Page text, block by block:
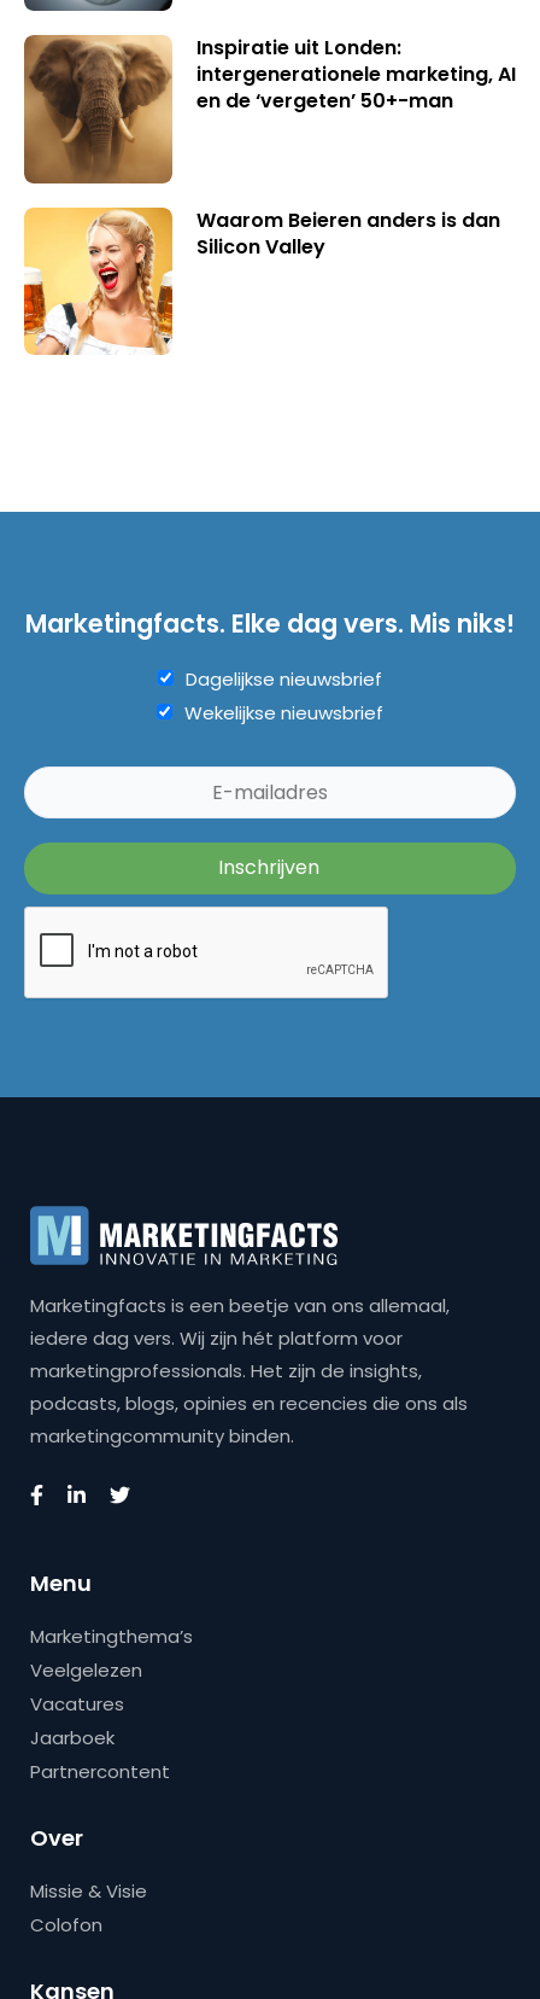
Inspiratie uit Londen:
intergenerationele marketing, AI
en de ‘vergeten’ 50+-man
Waarom Beieren anders is dan
Silicon Valley
Marketingfacts. Elke dag vers. Mis niks!
Dagelijkse nieuwsbrief
Wekelijkse nieuwsbrief
Marketingfacts is een beetje van ons allemaal,
iedere dag vers. Wij zijn hét platform voor
marketingprofessionals. Het zijn de insights,
podcasts, blogs, opinies en recencies die ons als
marketingcommunity binden.
Menu
Marketingthema’s
Veelgelezen
Vacatures
Jaarboek
Partnercontent
Over
Missie & Visie
Colofon
Kansen